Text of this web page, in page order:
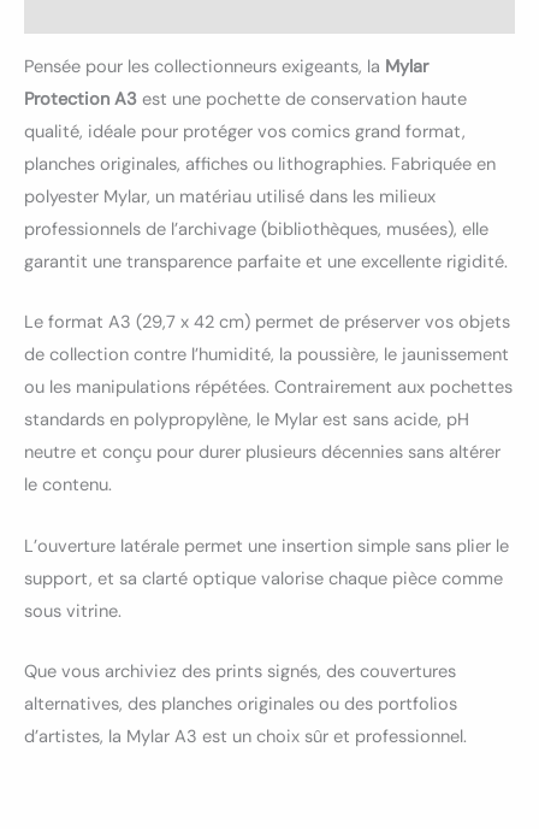
Pensée pour les collectionneurs exigeants, la Mylar
Protection A3 est une pochette de conservation haute
qualité, idéale pour protéger vos comics grand format,
planches originales, affiches ou lithographies. Fabriquée en
polyester Mylar, un matériau utilisé dans les milieux
professionnels de l’archivage (bibliothèques, musées), elle
garantit une transparence parfaite et une excellente rigidité.
Le format A3 (29,7 x 42 cm) permet de préserver vos objets
de collection contre l’humidité, la poussière, le jaunissement
ou les manipulations répétées. Contrairement aux pochettes
standards en polypropylène, le Mylar est sans acide, pH
neutre et conçu pour durer plusieurs décennies sans altérer
le contenu.
L’ouverture latérale permet une insertion simple sans plier le
support, et sa clarté optique valorise chaque pièce comme
sous vitrine.
Que vous archiviez des prints signés, des couvertures
alternatives, des planches originales ou des portfolios
d’artistes, la Mylar A3 est un choix sûr et professionnel.